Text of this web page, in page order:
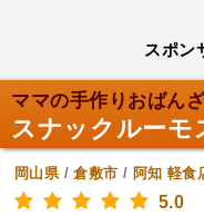
スポン
ママの手作りおばん
スナックルーモ
岡山県/倉敷市 / 阿知 軽食
5.0